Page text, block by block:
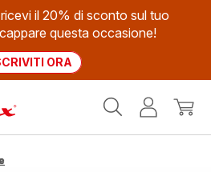
il 20% di sconto sul tuo
questa occasione!
ORA
Il